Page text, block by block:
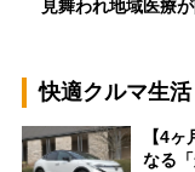
見舞われ地域医療
快適クルマ生
【4
なる